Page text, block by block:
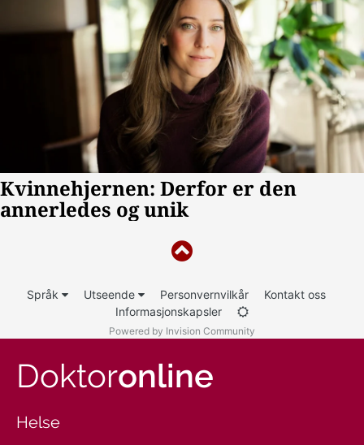
Språk Utseende Personvernvilkår
Kontakt oss
Informasjonskapsler
Powered by Invision Community
Doktoronline
Helse